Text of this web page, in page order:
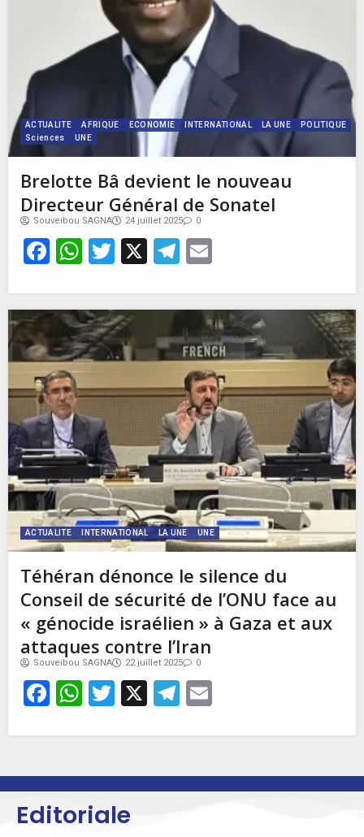
ACTUALITE AFRIQUE ECONOMIE INTERNATIONAL LA UNE
POLITIQUE
Sciences
UNE
Brelotte Bâ devient le nouveau
Directeur Général de Sonatel
Souveibou SAGNA 24 juillet 2025 0
Facebook
WhatsApp
Twitter
X Telegram
ACTUALITE INTERNATIONAL LA UNE UNE
Téhéran dénonce le silence du
Conseil de sécurité de l’ONU face au
« génocide israélien » à Gaza et aux
attaques contre l’Iran
Souveibou SAGNA 22 juillet 2025 0
Facebook
WhatsApp
Twitter
X Telegram
Editoriale